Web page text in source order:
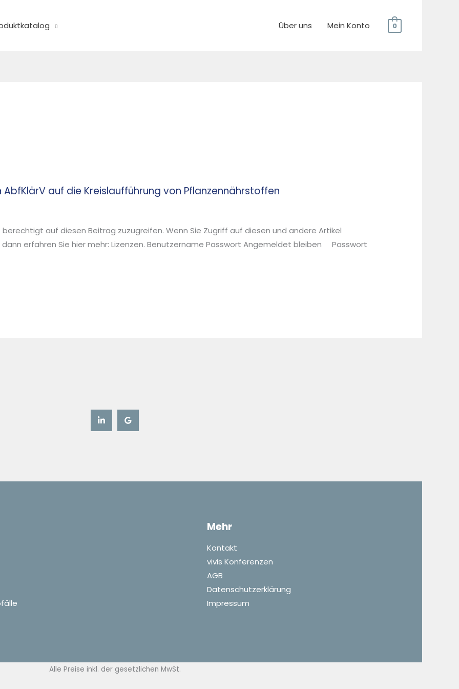
Über uns Mein Konto 0
auf die Kreislaufführung von Pflanzennährstoffen
berechtigt auf diesen Beitrag zuzugreifen. Wenn Sie Zugriff auf diesen und andere Artikel
erfahren Sie hier mehr: Lizenzen. Benutzername Passwort Angemeldet bleiben Passwort
Mehr
Kontakt
vivis Konferenzen
AGB
Datenschutzerklärung
Impressum
Alle Preise inkl. der gesetzlichen MwSt.